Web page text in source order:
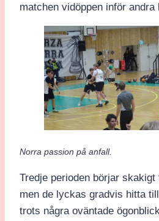
matchen vidöppen inför andra
Norra passion på anfall.
Tredje perioden börjar skakigt
men de lyckas gradvis hitta
trots några oväntade